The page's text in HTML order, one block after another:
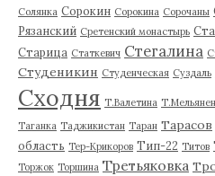
Солянка Сорокин Сорокина Сорочаны
Рязанский Сретенский монастырь
Старица Статкевич Стегалина
Студеникин Студенческая Суздаль
Сходня Т.Валетина
Таганка Таджикистан Таран Тарасов
область Тер-Крикоров Тип-22 Титов
Торжок Торшина Третьяковка